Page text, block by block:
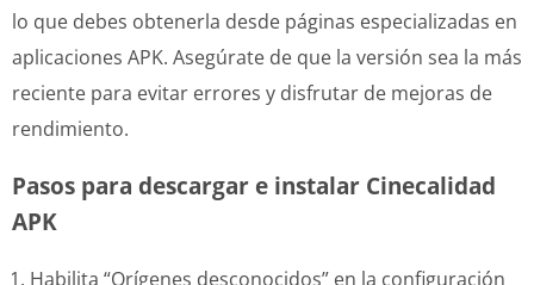
lo que debes obtenerla desde páginas especializadas en
aplicaciones APK. Asegúrate de que la versión sea la más
reciente para evitar errores y disfrutar de mejoras de
rendimiento.
Pasos para descargar e instalar Cinecalidad
APK
Habilita “Orígenes desconocidos” en la configuración